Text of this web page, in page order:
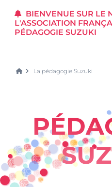
BIENVENUE SUR LE
L'ASSOCIATION
PÉDAGOGIE SUZUKI
La pédagogie Suzuki